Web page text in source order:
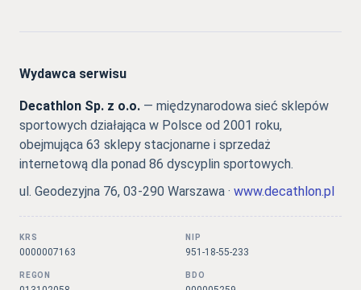
Wydawca serwisu
Decathlon Sp. z o.o. — międzynarodowa sieć sklepów
sportowych działająca w Polsce od 2001 roku,
obejmująca 63 sklepy stacjonarne i sprzedaż
internetową dla ponad 86 dyscyplin sportowych.
ul. Geodezyjna 76, 03-290 Warszawa · www.decathlon.pl
KRS
0000007163
NIP
951-18-55-233
REGON BDO